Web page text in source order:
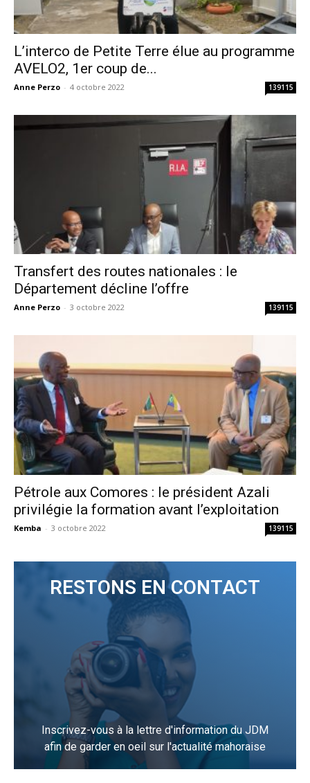
L’interco de Petite Terre élue au programme
AVELO2, 1er coup de...
Anne Perzo - 4 octobre 2022 139115
Transfert des routes nationales : le
Département décline l’offre
Anne Perzo - 3 octobre 2022 139115
Pétrole aux Comores : le président Azali
privilégie la formation avant l’exploitation
Kemba - 3 octobre 2022 139115
RESTONS EN CONTACT
Inscrivez-vous à la lettre d'information du JDM
afin de garder en oeil sur l'actualité mahoraise